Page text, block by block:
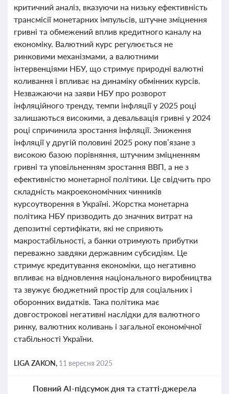
критичний аналіз, вказуючи на низьку ефективність
трансмісії монетарних імпульсів, штучне зміцнення
гривні та обмежений вплив кредитного каналу на
економіку. Валютний курс регулюється не
ринковими механізмами, а валютними
інтервенціями НБУ, що стримує природні валютні
коливання і впливає на динаміку обмінних курсів.
Незважаючи на заяви НБУ про розворот
інфляційного тренду, темпи інфляції у 2025 році
залишаються високими, а девальвація гривні у 2024
році спричинила зростання інфляції. Зниження
інфляції у другій половині 2025 року пов’язане з
високою базою порівняння, штучним зміцненням
гривні та уповільненням зростання ВВП, а не з
ефективністю монетарної політики. Це свідчить про
складність макроекономічних чинників
курсоутворення в Україні. Жорстка монетарна
політика НБУ призводить до значних витрат на
депозитні сертифікати, які не сприяють
макростабільності, а банки отримують прибутки
переважно завдяки державним субсидіям. Це
стримує кредитування економіки, що негативно
впливає на відновлення національного виробництва
та звужує бюджетний простір для соціальних і
оборонних видатків. Така політика має
довгострокові негативні наслідки для валютного
ринку, валютних коливань і загальної економічної
стабільності України.
LIGA ZAKON, 11 вересня 2025
Повний AI-підсумок дня та статті-джерела